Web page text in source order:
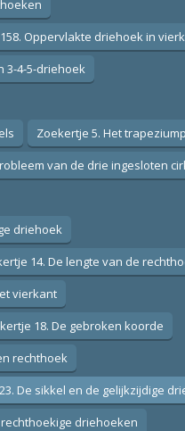
158. Oppervlakte driehoek in
3-4-5-driehoek
Zoekertje 5. Het
van de drie ingesloten
driehoek
14. De lengte van de
vierkant
18. De gebroken koorde
rechthoek
De sikkel en de gelijkzijdige
driehoeken